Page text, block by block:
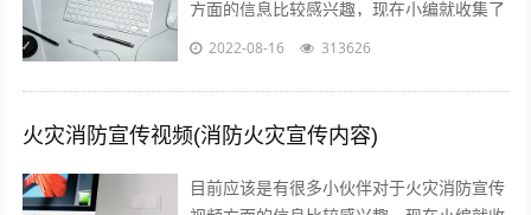
方面的信息比较感兴趣，现在小编就收集了
一些与预防火灾宣传视频有哪些内容相关的
2022-08-16 313626
火灾消防宣传视频(消防火灾宣传内容)
目前应该是有很多小伙伴对于火灾消防宣传